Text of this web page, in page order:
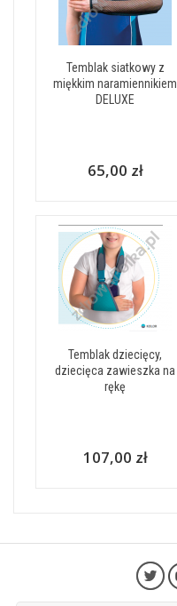
Temblak siatkowy z
miękkim naramiennikiem
DELUXE
65,00 zł
Temblak dziecięcy,
dziecięca zawieszka na
rękę
107,00 zł